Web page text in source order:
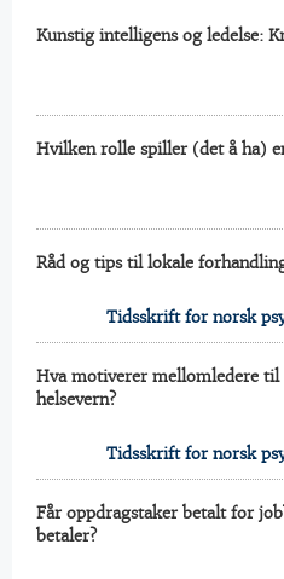
Kunstig intelligens og ledelse:
Hvilken rolle spiller (det å ha)
Råd og tips til lokale
Tidsskrift for norsk
Hva motiverer mellomledere
helsevern?
Tidsskrift for norsk
Får oppdragstaker betalt for
betaler?